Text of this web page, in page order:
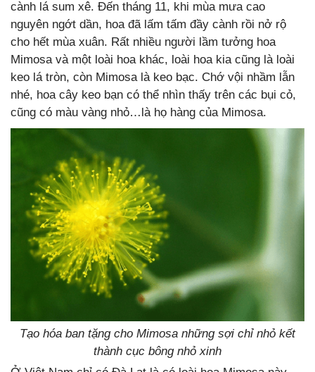
cành lá sum xê. Đến tháng 11, khi mùa mưa cao
nguyên ngớt dần, hoa đã lấm tấm đầy cành rồi nở rộ
cho hết mùa xuân. Rất nhiều người lầm tưởng hoa
Mimosa và một loài hoa khác, loài hoa kia cũng là loài
keo lá tròn, còn Mimosa là keo bạc. Chớ vội nhầm lẫn
nhé, hoa cây keo bạn có thể nhìn thấy trên các bụi cỏ,
cũng có màu vàng nhỏ…là họ hàng của Mimosa.
Tạo hóa ban tặng cho Mimosa những sợi chỉ nhỏ kết
thành cục bông nhỏ xinh